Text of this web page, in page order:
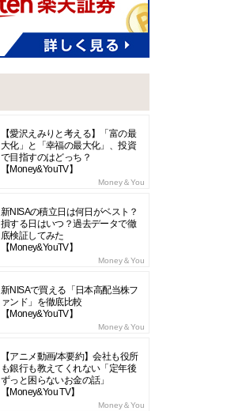
【愛沢えみりと考える】「富の最
大化」と「幸福の最大化」、投資
で目指すのはどっち？
【Money&YouTV】
Money＆You
新NISAの積立日は何日がベスト？
損する日はいつ？過去データで徹
底検証してみた
【Money&YouTV】
Money＆You
新NISAで買える「日本高配当株フ
ァンド」を徹底比較
【Money&YouTV】
Money＆You
【アニメ動画/本要約】会社も役所
も銀行も教えてくれない「定年後
ずっと困らないお金の話」
【Money&You TV】
Money＆You